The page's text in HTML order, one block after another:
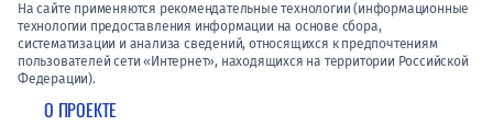
О ПРОЕКТЕ
На сайте применяются рекомендательные технологии (информационные
технологии предоставления информации на основе сбора,
систематизации и анализа сведений, относящихся к предпочтениям
пользователей сети «Интернет», находящихся на территории Российской
Федерации).